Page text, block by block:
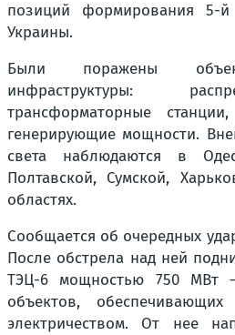
позиций формирования 5-й
Украины.
Были поражены
инфраструктуры:
трансформаторные
генерирующие мощности.
света наблюдаются в
Полтавской, Сумской,
областях.
Сообщается об очередных
После обстрела над ней
ТЭЦ-6 мощностью 750 МВт
объектов,
электричеством. От нее